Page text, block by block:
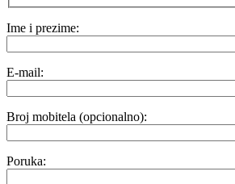
Ime i prezime:
E-mail:
Broj mobitela (opcionalno):
Poruka: